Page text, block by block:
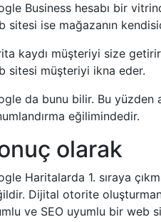
Business hesabı bir
sitesi ise mağazanın
kaydı müşteriyi size
sitesi müşteriyi ikna eder.
da bunu bilir. Bu yüzden
eğilimindedir.
olarak
Haritalarda 1. sıraya
Dijital otorite
ve SEO uyumlu bir web